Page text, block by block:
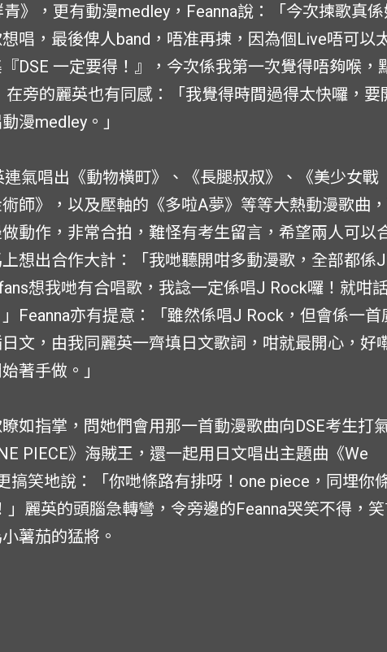
青》，更有動漫medley，Feanna說：「今次揀歌真係
唱，最後俾人band，唔准再揀，因為個Live唔可以
DSE 一定要得！』，今次係我第一次覺得唔夠喉，
在旁的麗英也有同感：「我覺得時間過得太快囉，要
漫medley。」
連氣唱出《動物橫町》、《長腿叔叔》、《美少女戰
師》，以及壓軸的《多啦A夢》等等大熱動漫歌曲
動作，非常合拍，難怪有考生留言，希望兩人可以
想出合作大計：「我哋聽開咁多動漫歌，全部都係J
想我哋有合唱歌，我諗一定係唱J Rock囉！就咁話
Feanna亦有提意：「雖然係唱J Rock，但會係一首
文，由我同麗英一齊填日文歌詞，咁就最開心，好
著手做。」
如指掌，問她們會用那一首動漫歌曲向DSE考生打
PIECE》海賊王，還一起用日文唱出主題曲《We
搞笑地說：「你哋條路有排呀！one piece，同埋你
」麗英的頭腦急轉彎，令旁邊的Feanna哭笑不得，
薯茄的猛將。